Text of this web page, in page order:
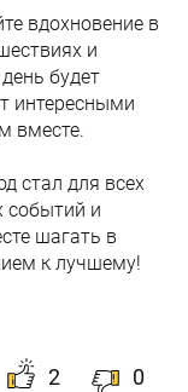
вдохновение в
и
будет
интересными
вместе.
стал для всех
событий и
шагать в
к лучшему!
2 0